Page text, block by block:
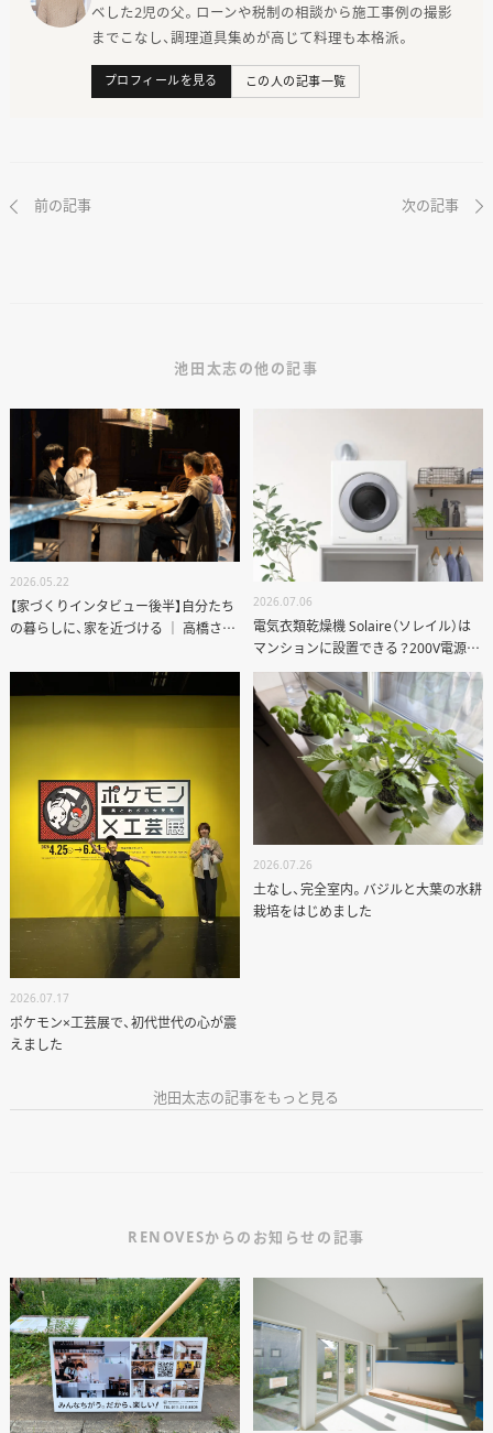
ANATA.
EVENT
WORKS
ベした2児の父。ローンや税制の相談から施工事例の撮影
までこなし、調理道具集めが高じて料理も本格派。
プロフィールを見る この人の記事一覧
前の記事 次の記事
池田太志の他の記事
2026.05.22
【家づくりインタビュー後半】自分たち
の暮らしに、家を近づける ｜ 高橋さん
2026.07.06
電気衣類乾燥機 Solaire（ソレイル）は
マンションに設置できる？200V電源・
排気ルート・リノベーションの注意点
2026.07.17
ポケモン×工芸展で、初代世代の心が震
えました
2026.07.26
土なし、完全室内。バジルと大葉の水耕
栽培をはじめました
池田太志の記事をもっと見る
RENOVESからのお知らせの記事